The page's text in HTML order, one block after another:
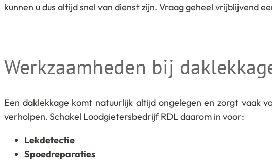
kunnen u dus altijd snel van dienst zijn. Vraag geheel vrijblijvend
Werkzaamheden bij
Een daklekkage komt natuurlijk altijd ongelegen en zorgt vaak
verholpen. Schakel Loodgietersbedrijf RDL daarom in voor:
Lekdetectie
Spoedreparaties